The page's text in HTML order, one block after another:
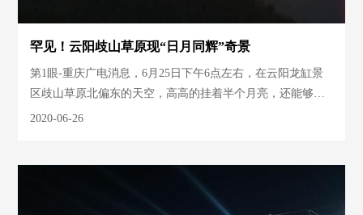
罕见！云阳歧山草原现“日月同辉”奇景
第1眼-重庆广电消息，6月25日下午6点左右，在云阳龙缸景
区歧山草原北偏东的天空，高高的挂着半个月亮，还能够清
楚地看到月海；而在西南边，太阳还高挂在半空，发射出耀
2020-06-26